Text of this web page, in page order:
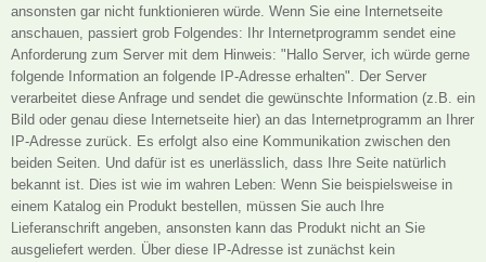
ansonsten gar nicht funktionieren würde. Wenn Sie eine Internetseite
anschauen, passiert grob Folgendes: Ihr Internetprogramm sendet eine
Anforderung zum Server mit dem Hinweis: "Hallo Server, ich würde gerne
folgende Information an folgende IP-Adresse erhalten". Der Server
verarbeitet diese Anfrage und sendet die gewünschte Information (z.B. ein
Bild oder genau diese Internetseite hier) an das Internetprogramm an Ihrer
IP-Adresse zurück. Es erfolgt also eine Kommunikation zwischen den
beiden Seiten. Und dafür ist es unerlässlich, dass Ihre Seite natürlich
bekannt ist. Dies ist wie im wahren Leben: Wenn Sie beispielsweise in
einem Katalog ein Produkt bestellen, müssen Sie auch Ihre
Lieferanschrift angeben, ansonsten kann das Produkt nicht an Sie
ausgeliefert werden. Über diese IP-Adresse ist zunächst kein